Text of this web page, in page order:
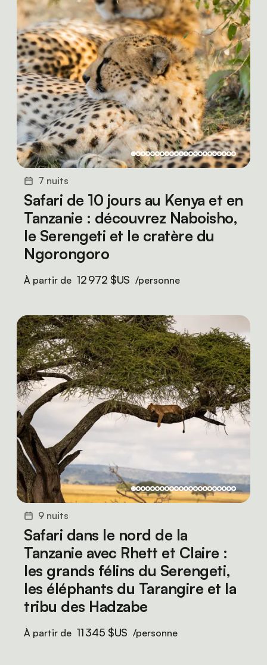
7 nuits
Safari de 10 jours au Kenya et en
Tanzanie : découvrez Naboisho,
le Serengeti et le cratère du
Ngorongoro
À partir de 12 972 $US /personne
9 nuits
Safari dans le nord de la
Tanzanie avec Rhett et Claire :
les grands félins du Serengeti,
les éléphants du Tarangire et la
tribu des Hadzabe
À partir de 11 345 $US /personne